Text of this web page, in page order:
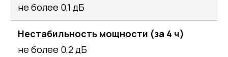
не более 0,1 дБ
Нестабильность мощности (за 4 ч)
не более 0,2 дБ